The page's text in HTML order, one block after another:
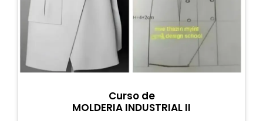
Curso de
MOLDERIA INDUSTRIAL II